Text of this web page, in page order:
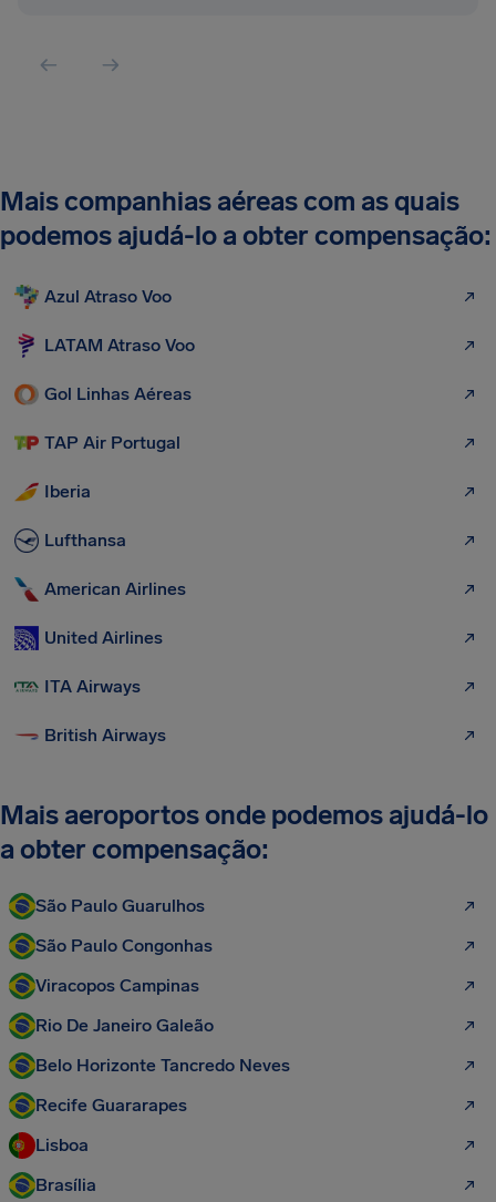
Mais companhias aéreas com as quais
podemos ajudá-lo a obter compensação:
Azul Atraso Voo
LATAM Atraso Voo
Gol Linhas Aéreas
TAP Air Portugal
Iberia
Lufthansa
American Airlines
United Airlines
ITA Airways
British Airways
Mais aeroportos onde podemos ajudá-lo
a obter compensação:
São Paulo Guarulhos
São Paulo Congonhas
Viracopos Campinas
Rio De Janeiro Galeão
Belo Horizonte Tancredo Neves
Recife Guararapes
Lisboa
Brasília